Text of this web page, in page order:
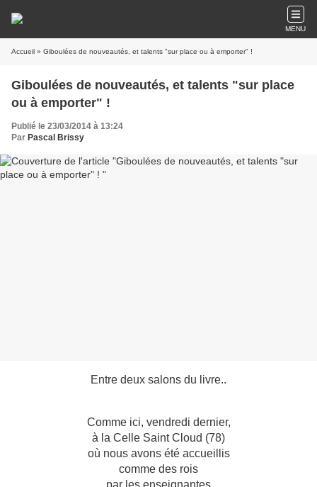
MENU
Accueil » Giboulées de nouveautés, et talents "sur place ou à emporter" !
Giboulées de nouveautés, et talents "sur place
ou à emporter" !
Publié le 23/03/2014 à 13:24
Par Pascal Brissy
Entre deux salons du livre..
Comme ici, vendredi dernier,
à la Celle Saint Cloud (78)
où nous avons été accueillis
comme des rois